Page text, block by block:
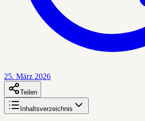
25. März 2026
Teilen
Inhaltsverzeichnis